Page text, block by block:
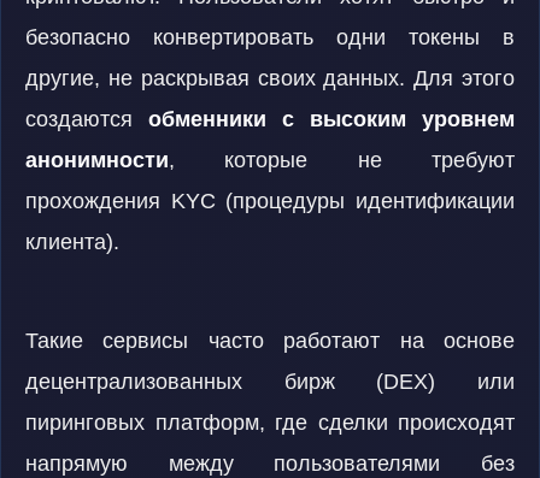
безопасно конвертировать одни токены в
другие, не раскрывая своих данных. Для этого
создаются обменники с высоким уровнем
анонимности, которые не требуют
прохождения KYC (процедуры идентификации
клиента).
Такие сервисы часто работают на основе
децентрализованных бирж (DEX) или
пиринговых платформ, где сделки происходят
напрямую между пользователями без